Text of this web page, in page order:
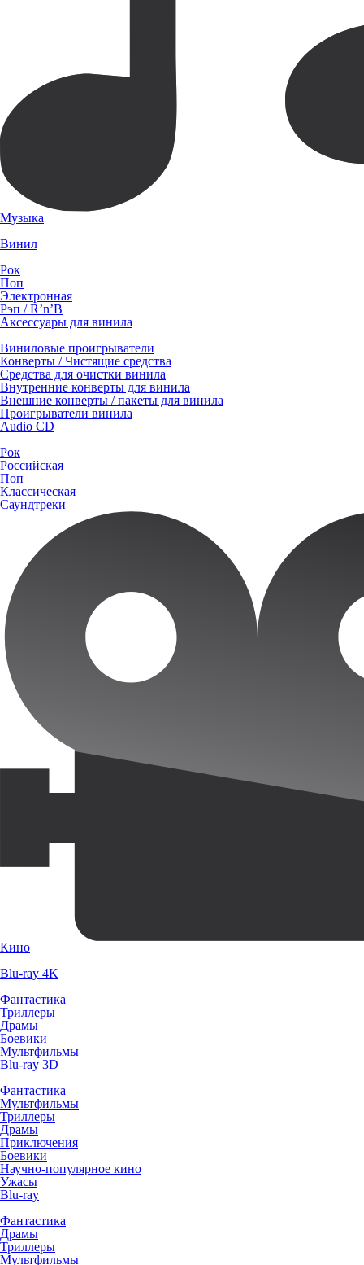
Музыка
Винил
Рок
Поп
Электронная
Рэп / R’n’B
Аксессуары для винила
Виниловые проигрыватели
Конверты / Чистящие средства
Средства для очистки винила
Внутренние конверты для винила
Внешние конверты / пакеты для винила
Проигрыватели винила
Audio CD
Рок
Российская
Поп
Классическая
Саундтреки
Кино
Blu-ray 4K
Фантастика
Триллеры
Драмы
Боевики
Мультфильмы
Blu-ray 3D
Фантастика
Мультфильмы
Триллеры
Драмы
Приключения
Боевики
Научно-популярное кино
Ужасы
Blu-ray
Фантастика
Драмы
Триллеры
Мультфильмы